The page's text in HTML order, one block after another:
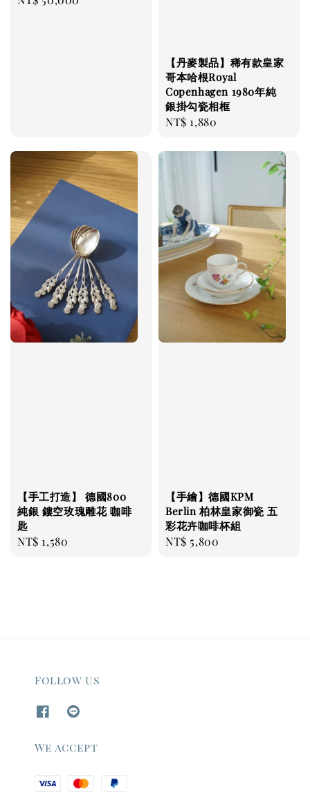
【丹麥製品】稀有款皇家
哥本哈根Royal
Copenhagen 1980年純
銀掛勾瓷相框
Regular
NT$ 1,880
【手工打造】 德國800
純銀 鏤空玫瑰雕花 咖啡
匙
Regular
NT$ 1,580
【手繪】德國KPM
Berlin 柏林皇家御瓷 五
彩花卉咖啡杯組
Regular
NT$ 5,800
Follow us
We accept